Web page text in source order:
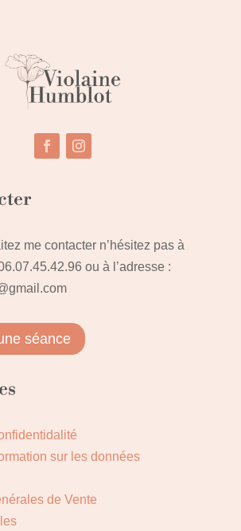
me contacter n’hésitez pas à
ou à l’adresse :
séance
sur les données
de Vente